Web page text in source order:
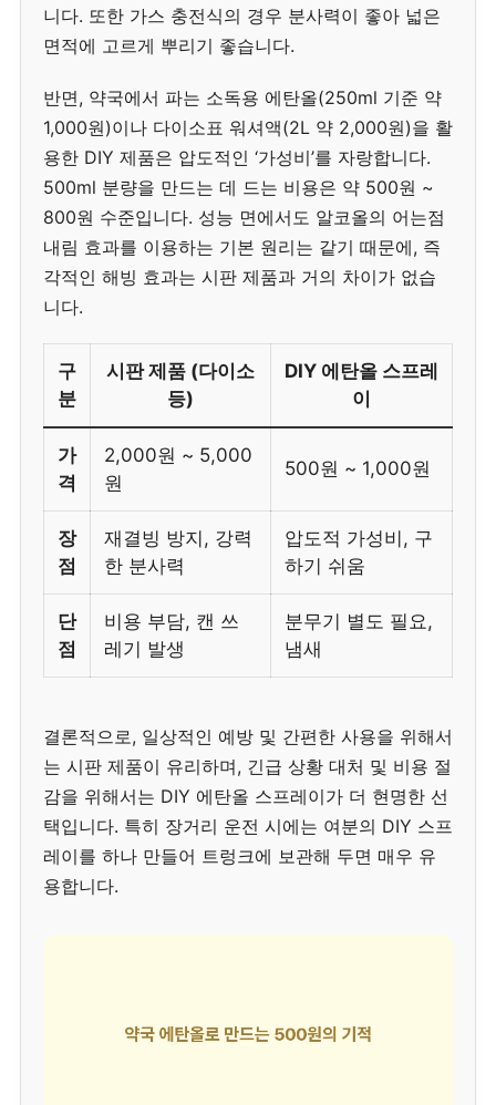
니다. 또한 가스 충전식의 경우 분사력이 좋아 넓은
면적에 고르게 뿌리기 좋습니다.
반면, 약국에서 파는 소독용 에탄올(250ml 기준 약
1,000원)이나 다이소표 워셔액(2L 약 2,000원)을 활
용한 DIY 제품은 압도적인 ‘가성비’를 자랑합니다.
500ml 분량을 만드는 데 드는 비용은 약 500원 ~
800원 수준입니다. 성능 면에서도 알코올의 어는점
내림 효과를 이용하는 기본 원리는 같기 때문에, 즉
각적인 해빙 효과는 시판 제품과 거의 차이가 없습
니다.
구
분
시판 제품 (다이소
등)
DIY 에탄올 스프레
이
가
격
2,000원 ~ 5,000
원
500원 ~ 1,000원
장
점
재결빙 방지, 강력
한 분사력
압도적 가성비, 구
하기 쉬움
단
점
비용 부담, 캔 쓰
레기 발생
분무기 별도 필요,
냄새
결론적으로, 일상적인 예방 및 간편한 사용을 위해서
는 시판 제품이 유리하며, 긴급 상황 대처 및 비용 절
감을 위해서는 DIY 에탄올 스프레이가 더 현명한 선
택입니다. 특히 장거리 운전 시에는 여분의 DIY 스프
레이를 하나 만들어 트렁크에 보관해 두면 매우 유
용합니다.